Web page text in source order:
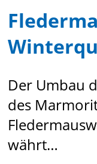
Der Umbau
des
währt…